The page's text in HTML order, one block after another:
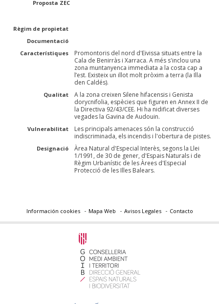
Proposta ZEC
Règim de propietat
Documentació
Característiques
Promontoris del nord d'Eivissa situats entre la
Cala de Benirràs i Xarraca. A més s'inclou una
zona muntanyenca immediata a la costa cap a
l’est. Existeix un illot molt pròxim a terra (la Illa
den Caldés).
Qualitat
A la zona creixen Silene hifacensis i Genista
dorycnifolia, espècies que figuren en Annex II de
la Directiva 92/43/CEE. Hi ha nidificat diverses
vegades la Gavina de Audouin.
Vulnerabilitat
Les principals amenaces són la construcció
indiscriminada, els incendis i l'obertura de pistes.
Designació
Àrea Natural d'Especial Interès, segons la Llei
1/1991, de 30 de gener, d'Espais Naturals i de
Règim Urbanístic de les Àrees d'Especial
Protecció de les Illes Balears.
Información cookies Mapa Web Avisos Legales Contacto